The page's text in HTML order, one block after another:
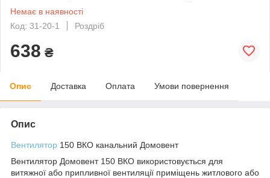
Немає в наявності
Код: 31-20-1
Роздріб
638 ₴
Опис Доставка Оплата Умови повернення
Опис
Вентилятор 150 ВКО канальний Домовент
Вентилятор Домовент 150 ВКО використовується для
витяжної або припливної вентиляції приміщень житлового або